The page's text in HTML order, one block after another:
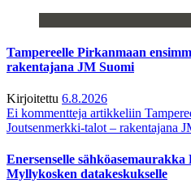
Tampereelle Pirkanmaan
rakentajana JM Suomi
Kirjoitettu 6.8.2026
Ei kommentteja artikkeliin
Joutsenmerkki-talot – rakentajana
Enersenselle
Myllykosken datakeskukselle